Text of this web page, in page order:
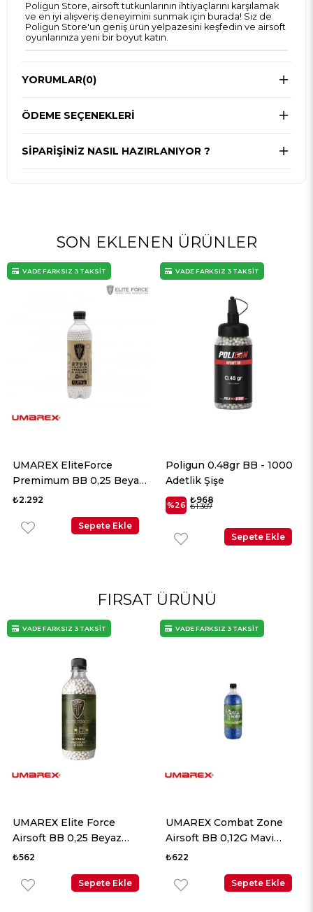
Poligun Store, airsoft tutkunlarının ihtiyaçlarını karşılamak
ve en iyi alışveriş deneyimini sunmak için burada! Siz de
Poligun Store'un geniş ürün yelpazesini keşfedin ve airsoft
oyunlarınıza yeni bir boyut katın.
YORUMLAR(0)
ÖDEME SEÇENEKLERI
SIPARIŞINIZ NASIL HAZIRLANIYOR ?
SON EKLENEN ÜRÜNLER
UMAREX EliteForce
Premimum BB 0,25 Beyaz
2700 Adet
₺2.292
Sepete Ekle
VADE FARKSIZ 3 TAKSİT
Poligun 0.48gr BB - 1000
Adetlik Şişe
%26 ₺968
₺1.307
Sepete Ekle
VADE FARKSIZ 3 TAKSİT
FIRSAT ÜRÜNÜ
UMAREX Elite Force
Airsoft BB 0,25 Beyaz
2700 Adet
₺562
Sepete Ekle
VADE FARKSIZ 3 TAKSİT
UMAREX Combat Zone
Airsoft BB 0,12G Mavi
5000 Adet
₺622
Sepete Ekle
VADE FARKSIZ 3 TAKSİT